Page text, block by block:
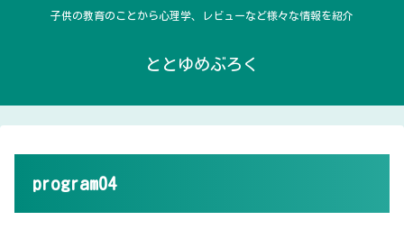
子供の教育のことから心理学、レビューなど様々な情報を紹介
ととゆめぶろく
program04